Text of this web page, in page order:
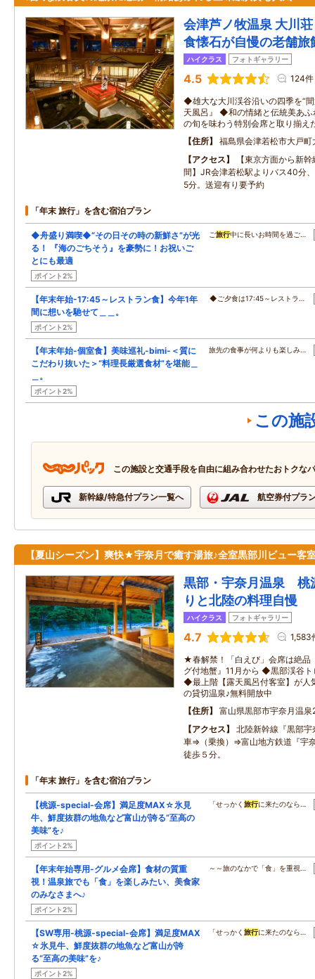
会津芦ノ牧温泉 大川
食懐石が自慢の老舗旅
ハイクラス フォトギャラリー
4.5 124件
◆雄大な大川渓谷沿いの四季を“
天風呂』 ◆和の情緒と伝統美あ
の旬を味わう特別会席と取り揃え
住所
福島県会津若松市大戸
アクセス
【東京方面から新
間】JR会津若松駅よりバス40分
5分。送迎有り要予約
「年末 旅行」を含む宿泊プラン
◆舟盛り満喫◆“その日その時の新鮮さ”が光
る！ 『海のごちそう』を豪勢に！お祝いご
とにも最適
ポイント2%
ご旅行中に長いお時間を過ご…
【年末年始-17:45～レストラン食】今年1年
間に想いを馳せて＿＿。
ポイント2%
◆ご夕食は17:45～レストラ…
【年末年始-個室食】美味巡礼-bimi-＜質に
こだわり抜いた＞“料理長厳選食材”を堪能＿
＿。
ポイント2%
旅先の食事が何よりも楽しみ…
この施
この施設と交通手段を自由に組み合わせたおトクな
新幹線/特急付プラン一覧へ 航空券付プラ
【夏山シーズン】爽快★宇奈月で癒す湯旅♪全室黒部川ビュー客
黒部・宇奈月温泉
りと北陸の料理自慢
ハイクラス フォトギャラリー
4.7 1,583
★春解禁！「白えび」会席は絶
グ付地蟹』11月から ◆黒部渓谷
◆最上階【露天風呂付客室】が
の貸切温泉♪無料開放中
住所
富山県黒部市宇奈月温
アクセス
北陸新幹線『黒部
車⇒（乗換）⇒富山地方鉄道『宇
徒歩５分。
「年末 旅行」を含む宿泊プラン
【桃源-special-会席】満足度MAX☆氷見
牛、鮮度抜群の地魚など富山が誇る“至高の
美味”を♪
ポイント2%
「せっかく 旅行に来たのなら…
【年末年始専用-グルメ会席】食材の質重
視！温泉旅でも「食」を楽しみたい、美食家
のみなさまへ♪
ポイント2%
～～旅のなかで「食」を重視…
【SW専用-桃源-special-会席】満足度MAX
☆氷見牛、鮮度抜群の地魚など富山が誇
る“至高の美味”を♪
ポイント2%
「せっかく 旅行に来たのなら…